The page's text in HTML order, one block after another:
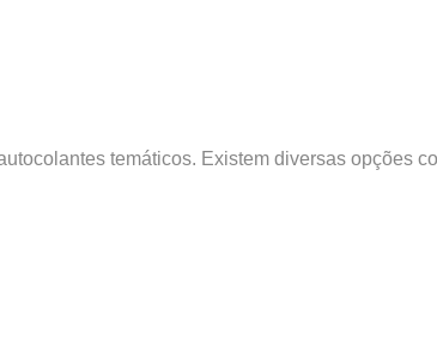
temáticos. Existem diversas opções